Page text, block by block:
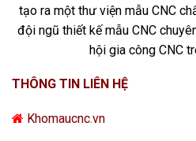
tạo ra một thư viện mẫu CNC
đội ngũ thiết kế mẫu CNC
hội gia công CNC
THÔNG TIN LIÊN HỆ
Khomaucnc.vn